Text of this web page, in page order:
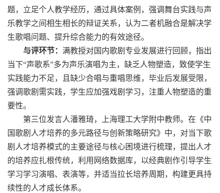
题，立足个人教学经历，通过具体案例，强调舞台实践与声
乐教学之间相生相长的辩证关系，认为二者机融合是解决学
生歌唱问题、提升综合能力的有效途径。
与评环节： 满教授对国内歌剧专业发展进行回顾，指出
当下“声歌系”多为声乐演唱为主，缺乏人物塑造，致使学生
实践能力不足，且缺少合唱与重唱思维，毕业后发展受限，
强调歌剧需实践，学生应加强戏剧学习，注重人物塑造的重
要性。
第三位发言人潘雅琦，上海理工大学附中教师。在《中
国歌剧人才培养的多元路径与创新策略研究》中，对当下歌
剧人才培养模式的主要途径与核心困境进行梳理，提出人才
的培养应扎根传统，利用网络数据库，以经典剧作引导学生
学习学习演唱、表演等，并适当拉长培养周期，构建更具持
续性的人才成长体系。